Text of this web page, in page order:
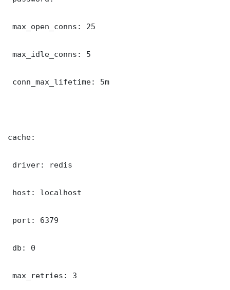
max_open_conns: 25
max_idle_conns: 5
conn_max_lifetime: 5m
cache:
driver: redis
host: localhost
port: 6379
db: 0
max_retries: 3